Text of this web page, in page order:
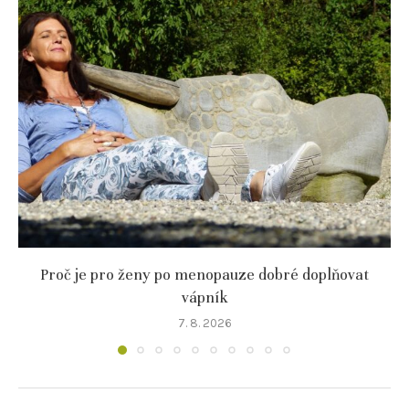
Proč je pro ženy po menopauze dobré doplňovat
vápník
7. 8. 2026